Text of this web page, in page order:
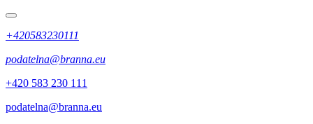
+420583230111
podatelna@branna.eu
+420 583 230 111
podatelna@branna.eu